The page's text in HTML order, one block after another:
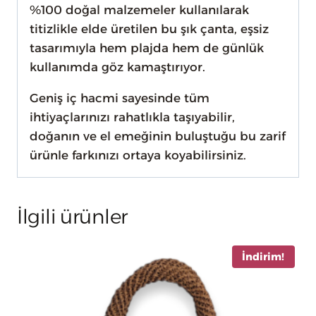
%100 doğal malzemeler kullanılarak
titizlikle elde üretilen bu şık çanta, eşsiz
tasarımıyla hem plajda hem de günlük
kullanımda göz kamaştırıyor.
Geniş iç hacmi sayesinde tüm
ihtiyaçlarınızı rahatlıkla taşıyabilir,
doğanın ve el emeğinin buluştuğu bu zarif
ürünle farkınızı ortaya koyabilirsiniz.
İlgili ürünler
İndirim!